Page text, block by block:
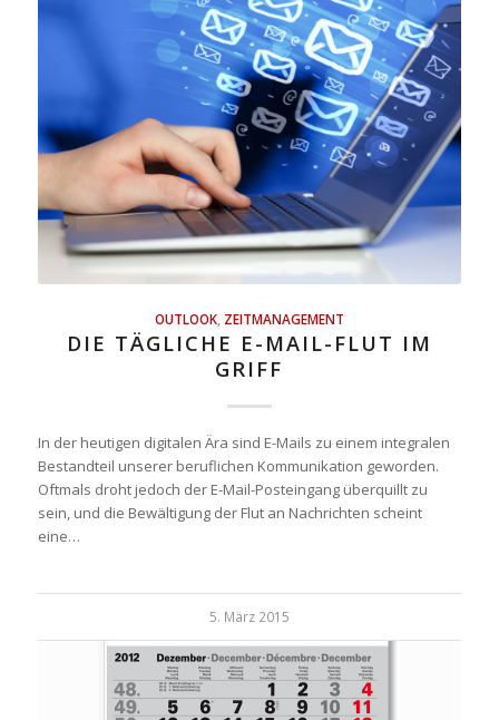
OUTLOOK, ZEITMANAGEMENT
DIE TÄGLICHE E-MAIL-FLUT IM
GRIFF
In der heutigen digitalen Ära sind E-Mails zu einem integralen
Bestandteil unserer beruflichen Kommunikation geworden.
Oftmals droht jedoch der E-Mail-Posteingang überquillt zu
sein, und die Bewältigung der Flut an Nachrichten scheint
eine…
5. März 2015